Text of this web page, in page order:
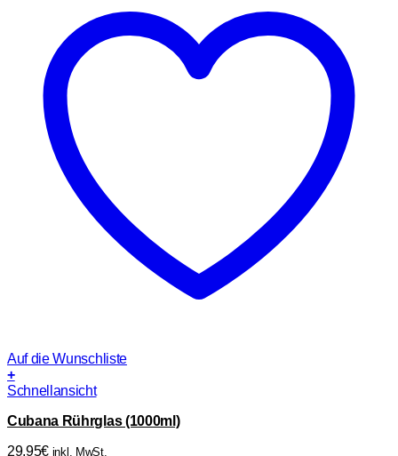
Auf die Wunschliste
+
Schnellansicht
Cubana Rührglas (1000ml)
29,95€ inkl. MwSt.